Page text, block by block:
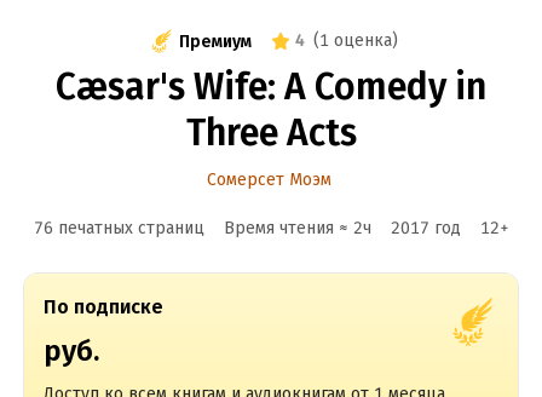
Премиум 4 (1 оценка)
Cæsar's Wife: A Comedy in
Three Acts
Сомерсет Моэм
76 печатных страниц Время чтения ≈ 2ч 2017 год 12+
По подписке
руб.